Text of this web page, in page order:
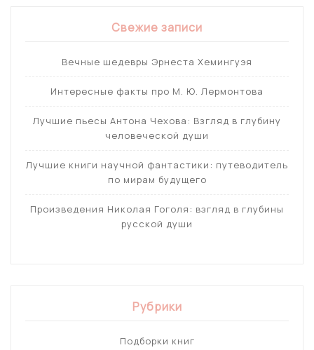
Свежие записи
Вечные шедевры Эрнеста Хемингуэя
Интересные факты про М. Ю. Лермонтова
Лучшие пьесы Антона Чехова: Взгляд в глубину
человеческой души
Лучшие книги научной фантастики: путеводитель
по мирам будущего
Произведения Николая Гоголя: взгляд в глубины
русской души
Рубрики
Подборки книг